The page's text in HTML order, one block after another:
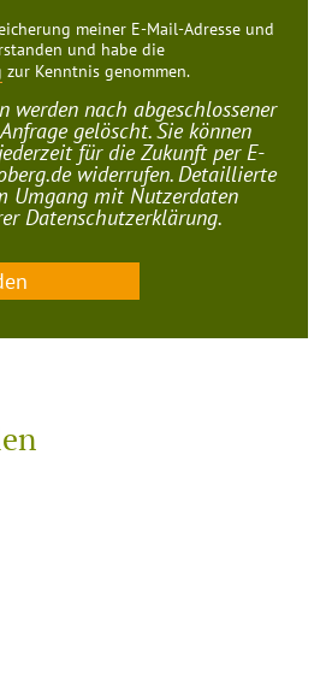
meiner E-Mail-Adresse und
meiner Anfrage einverstanden und habe die
zur Kenntnis genommen.
werden nach abgeschlossener
gelöscht. Sie können
für die Zukunft per E-
widerrufen. Detaillierte
Umgang mit Nutzerdaten
Datenschutzerklärung.